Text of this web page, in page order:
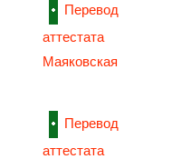
Перевод
аттестата
Маяковская
Перевод
аттестата